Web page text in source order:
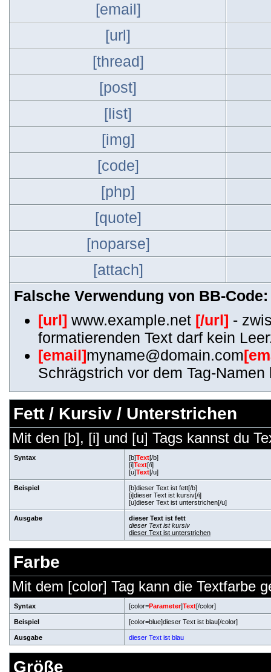
[email]
[url]
[thread]
[post]
[list]
[img]
[code]
[php]
[quote]
[noparse]
[attach]
Falsche Verwendung von BB-Code:
[url] www.example.net [/url] -
formatierenden Text darf kein
[email]myname@domain.com
Schrägstrich vor dem Tag-Namen
Fett / Kursiv / Unterstrichen
Mit den [b], [i] und [u] Tags kannst du
Syntax [b]Text[/b]
[i]Text[/i]
[u]Text[/u]
Beispiel
[b]dieser Text ist fett[/b]
[i]dieser Text ist kursiv[/i]
[u]dieser Text ist unterstrichen[/u]
Ausgabe
dieser Text ist fett
dieser Text ist kursiv
dieser Text ist unterstrichen
Farbe
Mit dem [color] Tag kann die Textfarbe
Syntax [color=Parameter]Text[/color]
Beispiel [color=blue]dieser Text ist blau[/color]
Ausgabe dieser Text ist blau
Größe